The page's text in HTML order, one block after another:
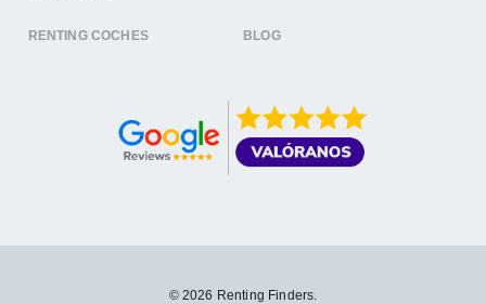
RENTING COCHES BLOG
© 2026 Renting Finders.